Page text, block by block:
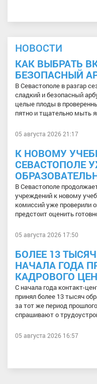
НОВОСТИ
КАК ВЫБРАТЬ
БЕЗОПАСНЫЙ
В Севастополе в разгар
сладкий и безопасный
целые плоды в
пятно и тщательно мыть
05 августа 2026 21:17
К НОВОМУ
СЕВАСТОПОЛЕ
В Севастополе
учреждений к новому
комиссий уже проверили
предстоит оценить
05 августа 2026 17:50
БОЛЕЕ 13
НАЧАЛА ГОДА
КАДРОВОГО
С начала года контакт-
принял более 13 тысяч
за тот же период
спрашивают о
05 августа 2026 16:57